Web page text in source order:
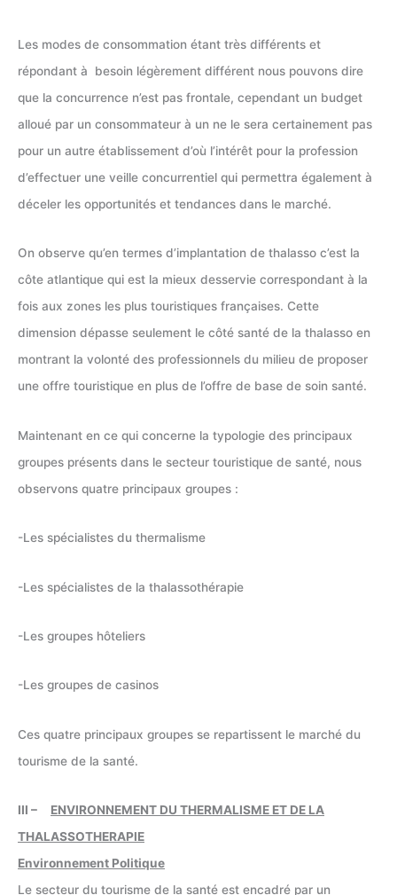
Les modes de consommation étant très différents et
répondant à besoin légèrement différent nous pouvons dire
que la concurrence n’est pas frontale, cependant un budget
alloué par un consommateur à un ne le sera certainement pas
pour un autre établissement d’où l’intérêt pour la profession
d’effectuer une veille concurrentiel qui permettra également à
déceler les opportunités et tendances dans le marché.
On observe qu’en termes d’implantation de thalasso c’est la
côte atlantique qui est la mieux desservie correspondant à la
fois aux zones les plus touristiques françaises. Cette
dimension dépasse seulement le côté santé de la thalasso en
montrant la volonté des professionnels du milieu de proposer
une offre touristique en plus de l’offre de base de soin santé.
Maintenant en ce qui concerne la typologie des principaux
groupes présents dans le secteur touristique de santé, nous
observons quatre principaux groupes :
-Les spécialistes du thermalisme
-Les spécialistes de la thalassothérapie
-Les groupes hôteliers
-Les groupes de casinos
Ces quatre principaux groupes se repartissent le marché du
tourisme de la santé.
III – ENVIRONNEMENT DU THERMALISME ET DE LA
THALASSOTHERAPIE
Environnement Politique
Le secteur du tourisme de la santé est encadré par un